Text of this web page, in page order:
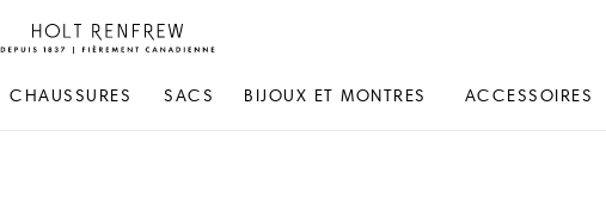
Fierement
CHAUSSURES SACS BIJOUX ET MONTRES ACCESSOIRES